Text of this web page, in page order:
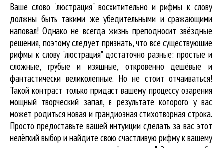
Ваше слово "люстрация" восхитительно и рифмы к слову
должны быть такими же убедительными и сражающими
наповал! Однако не всегда жизнь преподносит звёздные
решения, поэтому следует признать, что все существующие
рифмы к слову "люстрация" достаточно разные: простые и
сложные, грубые и изящные, откровенно дешёвые и
фантастически великолепные. Но не стоит отчаиваться!
Такой контраст только придаст вашему процессу озарения
мощный творческий запал, в результате которого у вас
может родиться новая и грандиозная стихотворная строка.
Просто предоставьте вашей интуиции сделать за вас этот
нелёгкий выбор и найдите свою счастливую рифму к вашему